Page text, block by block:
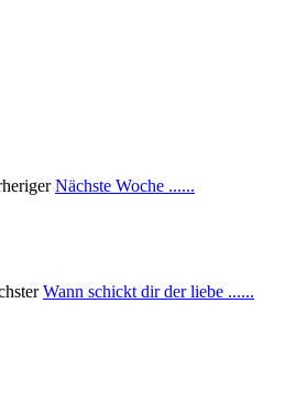
Nächste Woche ......
Wann schickt dir der liebe ......